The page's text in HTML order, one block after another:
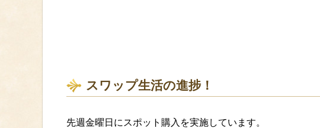
スワップ生活の進捗！
先週金曜日にスポット購入を実施しています。